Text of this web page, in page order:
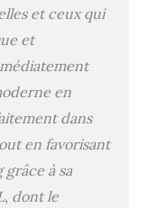
qualité.
à Led.
du
: 107 cm de
45 cm de
cm de
chêne avec
du bois
au touché
et ceux qui
et
en
dans
en favorisant
à sa
dont le